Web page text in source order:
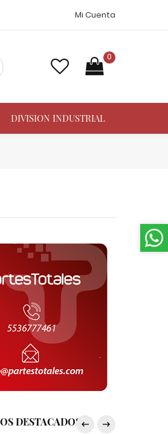
Mi Cuenta
0
DIVISION INDUSTRIAL
DESTACADOS